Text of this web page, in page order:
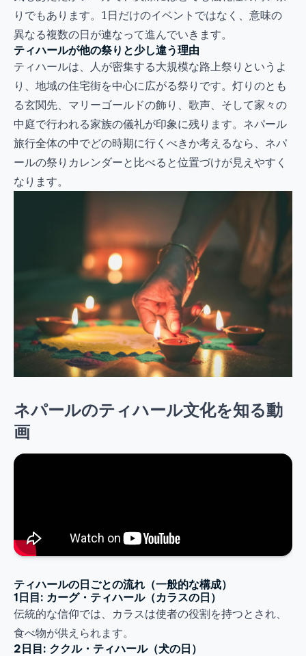
りでもあります。1日だけのイベントではなく、意味の
異なる複数の日が連なって進んでいきます。
ティハールが他の祭りと少し違う理由
ティハールは、人が密集する大規模な路上祭りというよ
り、地域の住宅街を中心に広がる祭りです。灯りのとも
る玄関先、マリーゴールドの飾り、歌声、そして家々の
中庭で行われる家族の儀礼が印象に残ります。ネパール
旅行全体の中でどの時期に行くべきか考えるなら、 ネパ
ールの祭りカレンダーと比べると位置づけが見えやすく
なります。
ネパールのティハール文化を知る動
画
ティハールの日ごとの流れ（一般的な構成）
1日目: カーグ・ティハール（カラスの日）
伝統的な信仰では、カラスは使者の役割を持つとされ、
食べ物が供えられます。
2日目: ククル・ティハール（犬の日）